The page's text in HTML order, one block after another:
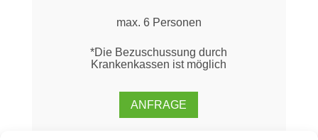
max. 6 Personen
*Die Bezuschussung durch
Krankenkassen ist möglich
ANFRAGE